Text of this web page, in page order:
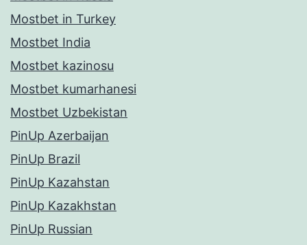
Mostbet in Turkey
Mostbet India
Mostbet kazinosu
Mostbet kumarhanesi
Mostbet Uzbekistan
PinUp Azerbaijan
PinUp Brazil
PinUp Kazahstan
PinUp Kazakhstan
PinUp Russian